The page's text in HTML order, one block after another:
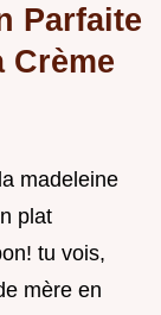
Parfaite
Crème
madeleine
plat
tu vois,
mère en